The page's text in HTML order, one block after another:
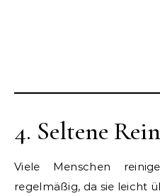
4. Seltene
Viele Menschen
regelmäßig, da sie leicht